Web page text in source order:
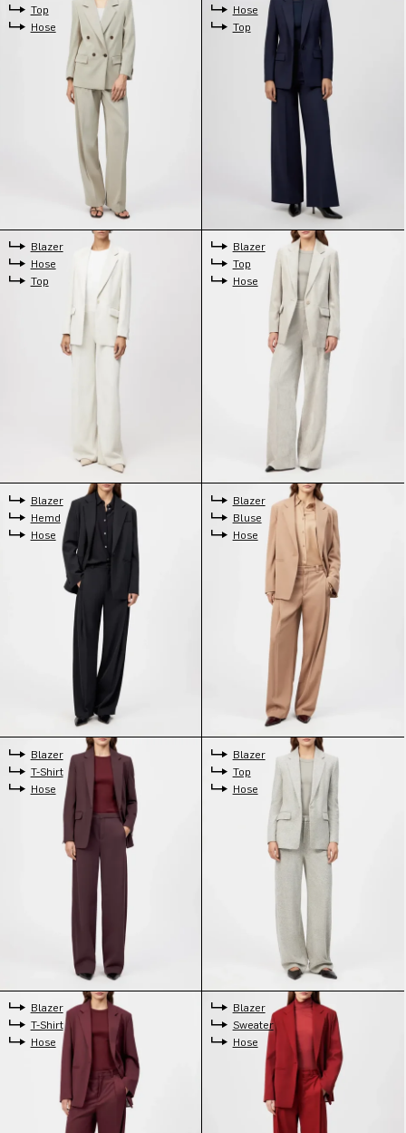
Top
Hose
Hose
Top
Blazer
Hose
Top
Blazer
Top
Hose
Blazer
Hemd
Hose
Blazer
Bluse
Hose
Blazer
T-Shirt
Hose
Blazer
Top
Hose
Blazer
T-Shirt
Hose
Blazer
Sweater
Hose